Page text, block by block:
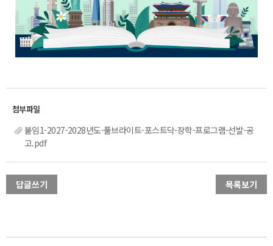
붙임1-2027-2028년도-풀브라이트-포스트닥-장학-프로그램-선발-공
고.pdf
답글쓰기 목록보기